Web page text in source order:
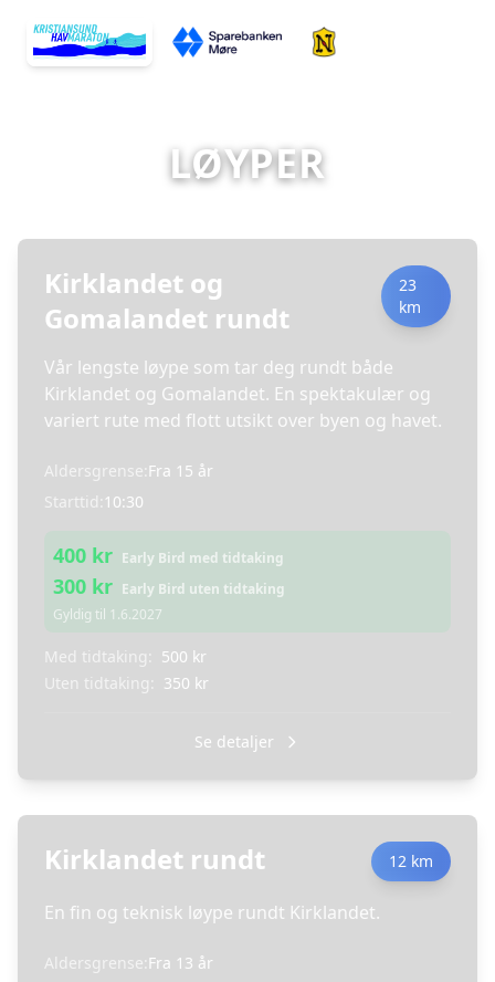
LØYPER
Kirklandet og
Gomalandet rundt
23
km
Vår lengste løype som tar deg rundt både
Kirklandet og Gomalandet. En spektakulær og
variert rute med flott utsikt over byen og havet.
Aldersgrense: Fra 15 år
Starttid: 10:30
400 kr Early Bird med tidtaking
300 kr Early Bird uten tidtaking
Gyldig til 1.6.2027
Med tidtaking: 500 kr
Uten tidtaking:
350 kr
Se detaljer
Kirklandet rundt 12 km
En fin og teknisk løype rundt Kirklandet.
Aldersgrense: Fra 13 år